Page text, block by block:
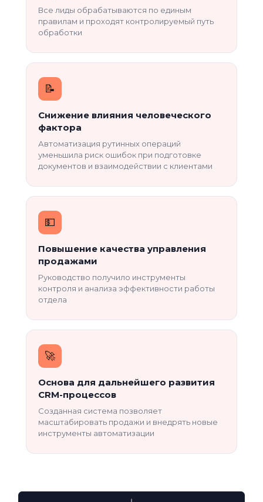
Все лиды обрабатываются по единым
правилам и проходят контролируемый путь
обработки
📝
Снижение влияния человеческого
фактора
Автоматизация рутинных операций
уменьшила риск ошибок при подготовке
документов и взаимодействии с клиентами
💵️
Повышение качества управления
продажами
Руководство получило инструменты
контроля и анализа эффективности работы
отдела
🚀
Основа для дальнейшего развития
CRM-процессов
Созданная система позволяет
масштабировать продажи и внедрять новые
инструменты автоматизации